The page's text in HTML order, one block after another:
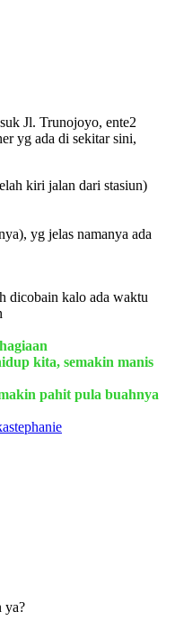
Jl. Trunojoyo, ente2
yg ada di sekitar sini,
kiri jalan dari stasiun)
yg jelas namanya ada
dicobain kalo ada waktu
kita, semakin manis
pahit pula buahnya
ya?